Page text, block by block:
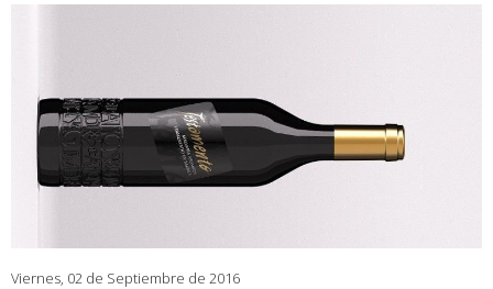
Viernes, 02 de Septiembre de 2016